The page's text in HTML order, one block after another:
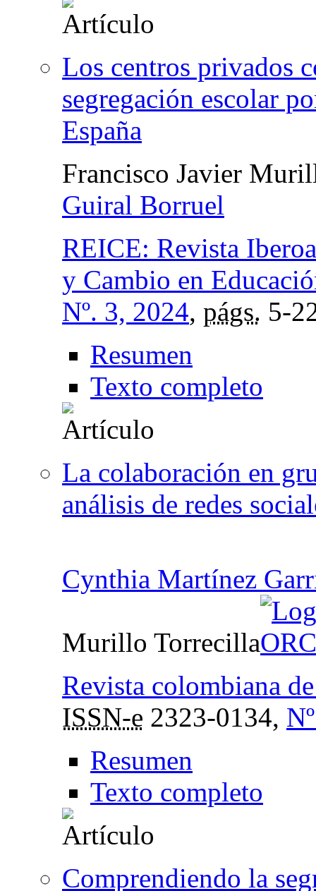
Los centros privados
segregación escolar
España
Francisco Javier
Guiral Borruel
REICE: Revista
y Cambio en
Nº. 3, 2024, págs. 5-
Resumen
Texto completo
La colaboración en
análisis de redes
Cynthia Martínez
Murillo Torrecilla
Revista colombiana
ISSN-e 2323-0134,
Resumen
Texto completo
Comprendiendo la